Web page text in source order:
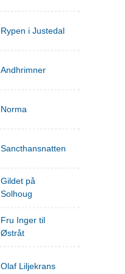
Rypen i Justedal
Andhrimner
Norma
Sancthansnatten
Gildet på
Solhoug
Fru Inger til
Østråt
Olaf Liljekrans